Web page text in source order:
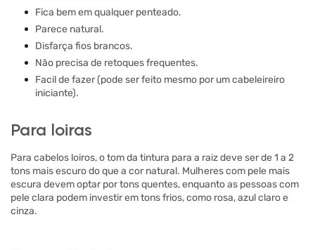
Fica bem em qualquer penteado.
Parece natural.
Disfarça fios brancos.
Não precisa de retoques frequentes.
Facil de fazer (pode ser feito mesmo por um cabeleireiro
iniciante).
Para loiras
Para cabelos loiros, o tom da tintura para a raiz deve ser de 1 a 2
tons mais escuro do que a cor natural. Mulheres com pele mais
escura devem optar por tons quentes, enquanto as pessoas com
pele clara podem investir em tons frios, como rosa, azul claro e
cinza.